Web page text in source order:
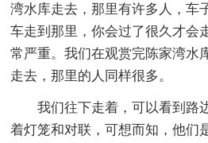
湾水库走去，那里有许多人，车
车走到那里，你会过了很久才会
常严重。我们在观赏完陈家湾水
走去，那里的人同样很多。
我们往下走着，可以看到路
着灯笼和对联，可想而知，他们